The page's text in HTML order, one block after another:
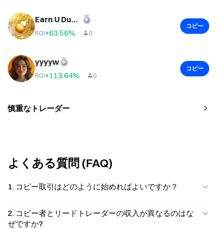
Earn U Duoduo
ROI+63.56% 0
コピー
yyyyw
ROI+113.64% 0
コピー
慎重なトレーダー
よくある質問 (FAQ)
1. コピー取引はどのように始めればよいですか？
2. コピー者とリードトレーダーの収入が異なるのはな
ぜですか?